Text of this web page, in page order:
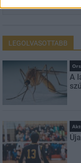
LEGOLVASOTTABB
A